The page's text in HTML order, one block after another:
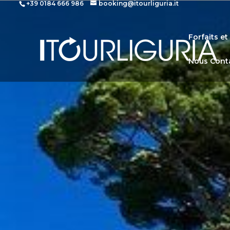
+39 0184 666 986 booking@itourliguria.it
Forfaits et
Nous